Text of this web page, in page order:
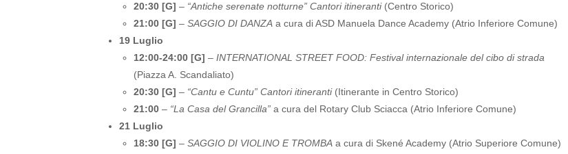
20:30 [G] – “Antiche serenate notturne” Cantori itineranti(Centro Storico)
21:00 [G] – SAGGIO DI DANZA a cura di ASD Manuela Dance Academy (Atrio Inferiore Comune)
19 Luglio
12:00-24:00 [G] – INTERNATIONAL STREET FOOD: Festival internazionale del cibo di strada
(Piazza A. Scandaliato)
20:30 [G] – “Cantu e Cuntu” Cantori itineranti(Itinerante in Centro Storico)
21:00 – “La Casa del Grancilla” a cura del Rotary Club Sciacca (Atrio Inferiore Comune)
21 Luglio
18:30 [G] – SAGGIO DI VIOLINO E TROMBA a cura di Skené Academy (Atrio Superiore Comune)